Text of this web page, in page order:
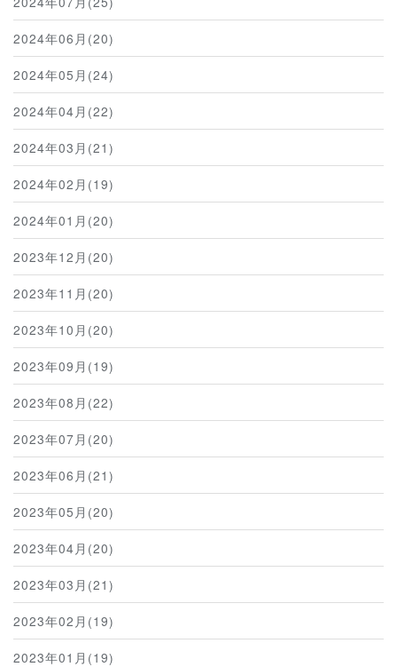
2024年06月(20)
2024年05月(24)
2024年04月(22)
2024年03月(21)
2024年02月(19)
2024年01月(20)
2023年12月(20)
2023年11月(20)
2023年10月(20)
2023年09月(19)
2023年08月(22)
2023年07月(20)
2023年06月(21)
2023年05月(20)
2023年04月(20)
2023年03月(21)
2023年02月(19)
2023年01月(19)